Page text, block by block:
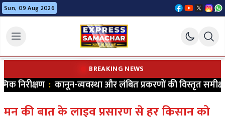
Sun, 09 Aug 2026
BREAKING NEWS
निरीक्षण:कानून-व्यवस्था और लंबित प्रकरणों की विस्तृत समीक्षा
मन की बात के लाइव प्रसारण से हर किसान को